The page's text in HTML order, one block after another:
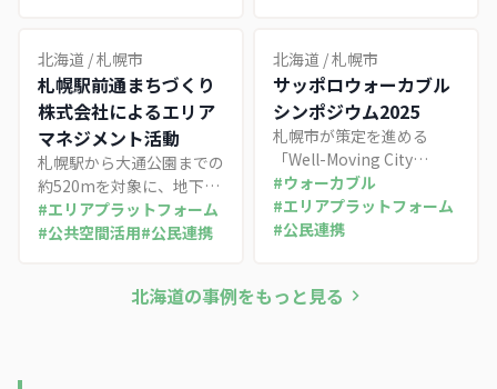
ス・宿泊機能を備えた2棟
の複合施設を2028年に完
成予定。
及効果約492億円を見込む
計画。
北海道 /札幌市
札幌駅前通まちづくり
株式会社によるエリア
マネジメント活動
札幌駅から大通公園までの
約520mを対象に、地下歩
行空間チ・カ・ホと北3条
広場アカプラの指定管理に
を展開する先進事例
#エリアプラットフォーム
#公共空間活用#公民連携
北海道 /札幌市
サッポロウォーカブル
シンポジウム2025
札幌市が策定を進める
「Well-Moving City
SAPPORO 2045ビジョ
ン」のもと、市内各地でま
ちづくりに取り組む団体が
連携を図った交流イベント
#ウォーカブル
#エリアプラットフォーム
#公民連携
北海道の事例をもっと見る